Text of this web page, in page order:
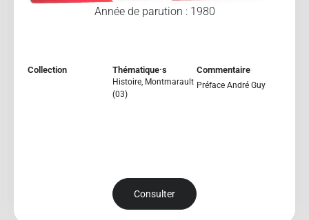
Année de parution : 1980
Collection Thématique·s
Histoire, Montmarault
(03)
Commentaire
Préface André Guy
Consulter